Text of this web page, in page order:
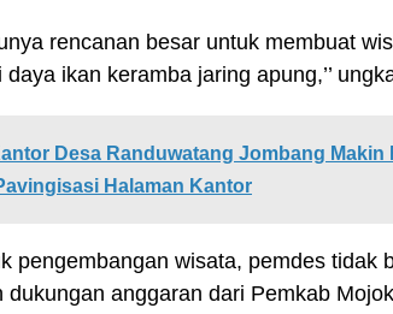
rencanan besar untuk membuat
ikan keramba jaring apung,’’
Desa Randuwatang Jombang Makin
Halaman Kantor
pengembangan wisata, pemdes tidak
dukungan anggaran dari Pemkab